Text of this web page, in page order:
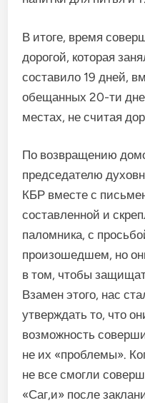
В итоге, время
дорогой, которая
составило 19 дней,
обещанных 20-ти
местах, не считая
По возвращению
председателю
КБР вместе с
составленной и
паломника, с
произошедшем, но
в том, чтобы
Взамен этого, нас
утверждать то, что
возможность
не их «проблемы».
не все смогли
«Саг,и» после